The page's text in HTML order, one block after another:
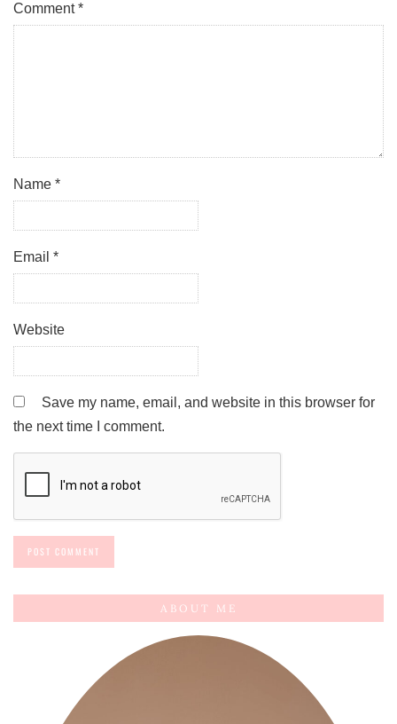
Comment*
Name *
Email *
Website
Save my name, email, and website in this browser for
the next time I comment.
ABOUT ME